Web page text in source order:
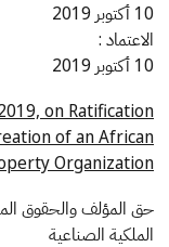
:
2019, on
of an
المؤلف والحقوق
الصناعية